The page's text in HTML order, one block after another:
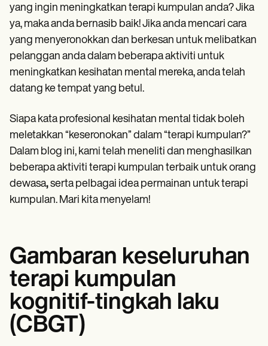
Templat Pelan Rawatan
Informed Consent Form
Social Work Treatment Plans
DAR Note Template
Patient Visit Summary Template
Help Center
Demos
Training Hub
Switch to Carepatron
Become a Partner
Why Carepatron?
Login
Get started
yang ingin meningkatkan terapi kumpulan anda? Jika
ya, maka anda bernasib baik! Jika anda mencari cara
yang menyeronokkan dan berkesan untuk melibatkan
pelanggan anda dalam beberapa aktiviti untuk
meningkatkan kesihatan mental mereka, anda telah
datang ke tempat yang betul.
Siapa kata profesional kesihatan mental tidak boleh
meletakkan “keseronokan” dalam “terapi kumpulan?”
Dalam blog ini, kami telah meneliti dan menghasilkan
beberapa aktiviti terapi kumpulan terbaik untuk orang
dewasa,serta pelbagai idea permainan untuk terapi
kumpulan. Mari kita menyelam!
Gambaran keseluruhan
terapi kumpulan
kognitif-tingkah laku
(CBGT)